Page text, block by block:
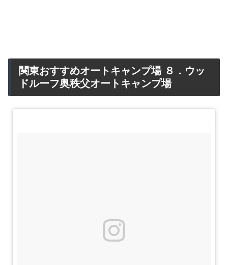
関東おすすめオートキャンプ場 ８．ウッ
ドルーフ奥秩父オートキャンプ場